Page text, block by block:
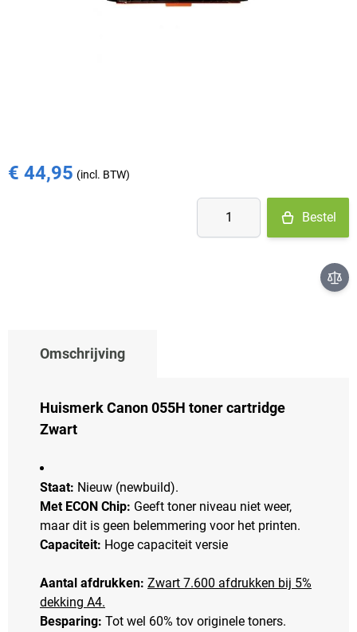
€ 44,95
Aantal
Bestel
Omschrijving
Huismerk Canon 055H toner cartridge
Zwart
Staat: Nieuw (newbuild).
Met ECON Chip: Geeft toner niveau niet weer,
maar dit is geen belemmering voor het printen.
Capaciteit: Hoge capaciteit versie
Aantal afdrukken: Zwart 7.600 afdrukken bij 5%
dekking A4.
Besparing: Tot wel 60% tov originele toners.